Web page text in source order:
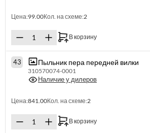
Цена:99.00Кол. на схеме:2
В корзину
43 Пыльник пера передней вилки
310570074-0001
Наличие у дилеров
Цена:841.00Кол. на схеме:2
В корзину